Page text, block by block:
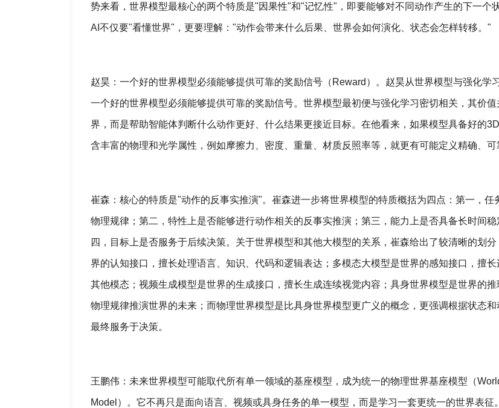
势来看，世界模型最核心的两个特质是"因果性"和"记忆性"，即要能够对不同动作产生的下一个
AI不仅要"看懂世界"，更要理解："动作会带来什么后果、世界会如何演化、状态会怎样转移。"
赵昊：一个好的世界模型必须能够提供可靠的奖励信号（Reward）。赵昊从世界模型与强化学
一个好的世界模型必须能够提供可靠的奖励信号。世界模型最初便与强化学习密切相关，其价
界，而是帮助智能体判断什么动作更好、什么结果更接近目标。在他看来，如果模型具备好的
含丰富的物理和光学属性，例如摩擦力、密度、重量、材质反照率等，就更有可能定义精确、可
崔森：核心的特质是"动作的反事实推演"。崔森进一步将世界模型的特质概括为四点：第一，任
物理规律；第二，特性上是否能够进行动作相关的反事实推演；第三，能力上是否具备长时间
四，目标上是否服务于后续决策。关于世界模型和其他大模型的关系，崔森给出了较清晰的划
界的认知接口，擅长处理语言、知识、代码和逻辑表达；多模态大模型是世界的感知接口，擅
其他模态；视频生成模型是世界的生成接口，擅长生成连续视觉内容；具身世界模型是世界的
物理规律推演世界的未来；而物理世界模型是比具身世界模型更广义的概念，更强调根据状态
最终服务于决策。
王鹏伟：未来世界模型可能取代所有单一领域的基座模型，成为统一的物理世界基座模型（
Model）。它不再只是面向语言、视频或具身任务的单一模型，而是学习一套更统一的世界表征